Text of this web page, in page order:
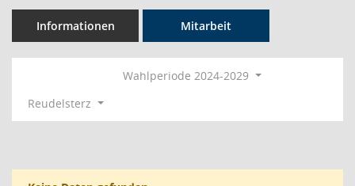
Informationen Mitarbeit
Wahlperiode 2024-2029
Reudelsterz